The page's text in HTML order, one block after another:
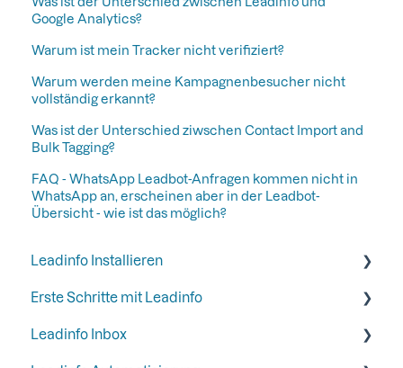
Google Analytics?
Warum ist mein Tracker nicht verifiziert?
Warum werden meine Kampagnenbesucher nicht
vollständig erkannt?
Was ist der Unterschied ziwschen Contact Import and
Bulk Tagging?
FAQ - WhatsApp Leadbot-Anfragen kommen nicht in
WhatsApp an, erscheinen aber in der Leadbot-
Übersicht - wie ist das möglich?
Leadinfo Installieren
Anfangen mit Leadinfo
Leadinfo zur Datenschutzerklärung hinzufügen
Erste Schritte mit Leadinfo
Schritt 1: Geben Sie Ihren Kollegen Zugang
Leadinfo Inbox